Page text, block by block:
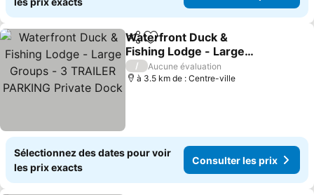
PartagerAjouter à mes favoris
Waterfront Duck &
Fishing Lodge - Large
Groups - 3 TRAILER
PARKING Private Dock
/
Aucune évaluation
à 3.5 km de : Centre-ville
Sélectionnez des dates pour voir
les prix exacts
Consulter les prix